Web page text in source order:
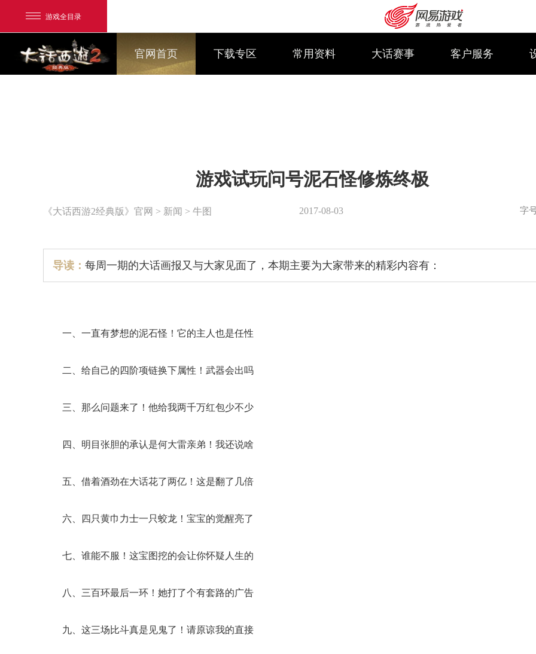
游戏全目录
我的足迹： 大话2经典版
官网首页 下载专区 常用资料 大话赛事 客户服务
《大话西游2经典版》官网 > 新闻 > 牛图
游戏试玩问号泥石怪修炼终极
2017-08-03 字
导读： 每周一期的大话画报又与大家见面了，本期主要为大家带来的精彩内容有：
一、一直有梦想的泥石怪 ！ 它的主人也是任性
二、给自己的四阶项链换下属性 ！ 武器会出吗
三、那么问题来了 ！ 他给我两千万红包少不少
四、明目张胆的承认是何大雷亲弟 ！ 我还说啥
五、借着酒劲在大话花了两亿 ！ 这是翻了几倍
六、四只黄巾力士一只蛟龙 ！ 宝宝的觉醒亮了
七、谁能不服 ！ 这宝图挖的会让你怀疑人生的
八、三百环最后一环 ！ 她打了个有套路的广告
九、这三场比斗真是见鬼了 ！ 请原谅我的直接